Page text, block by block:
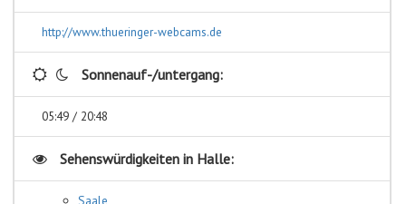
http://www.thueringer-webcams.de
Sonnenauf-/untergang:
05:49 / 20:48
Sehenswürdigkeiten in Halle:
Saale